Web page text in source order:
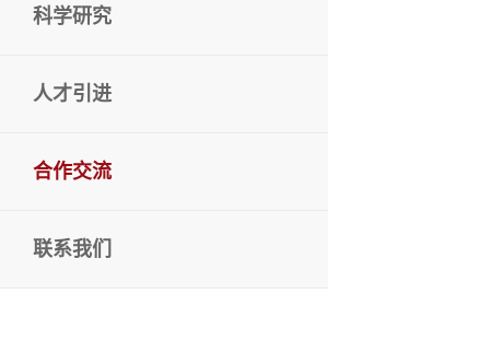
科学研究
人才引进
合作交流
联系我们